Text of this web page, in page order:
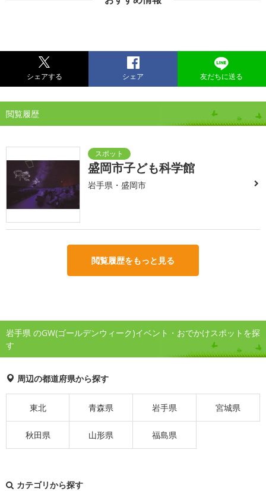
シェアする シェア 友だちに送る
閲覧履歴
盛岡市子ども科学館
岩手県・盛岡市
閲覧履歴をもっと見る
岩手県 のGW(ゴールデンウィーク)イベント・おでかけスポットを探
す
周辺の都道府県から探す
東北 青森県 岩手県 宮城県
秋田県 山形県 福島県
カテゴリから探す